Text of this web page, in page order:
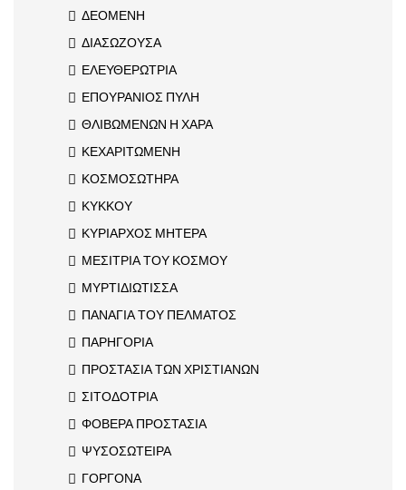
ΔΕΟΜΕΝΗ
ΔΙΑΣΩΖΟΥΣΑ
ΕΛΕΥΘΕΡΩΤΡΙΑ
ΕΠΟΥΡΑΝΙΟΣ ΠΥΛΗ
ΘΛΙΒΩΜΕΝΩΝ Η ΧΑΡΑ
ΚΕΧΑΡΙΤΩΜΕΝΗ
ΚΟΣΜΟΣΩΤΗΡΑ
ΚΥΚΚΟΥ
ΚΥΡΙΑΡΧΟΣ ΜΗΤΕΡΑ
ΜΕΣΙΤΡΙΑ ΤΟΥ ΚΟΣΜΟΥ
ΜΥΡΤΙΔΙΩΤΙΣΣΑ
ΠΑΝΑΓΙΑ ΤΟΥ ΠΕΛΜΑΤΟΣ
ΠΑΡΗΓΟΡΙΑ
ΠΡΟΣΤΑΣΙΑ ΤΩΝ ΧΡΙΣΤΙΑΝΩΝ
ΣΙΤΟΔΟΤΡΙΑ
ΦΟΒΕΡΑ ΠΡΟΣΤΑΣΙΑ
ΨΥΣΟΣΩΤΕΙΡΑ
ΓΟΡΓΟΝΑ